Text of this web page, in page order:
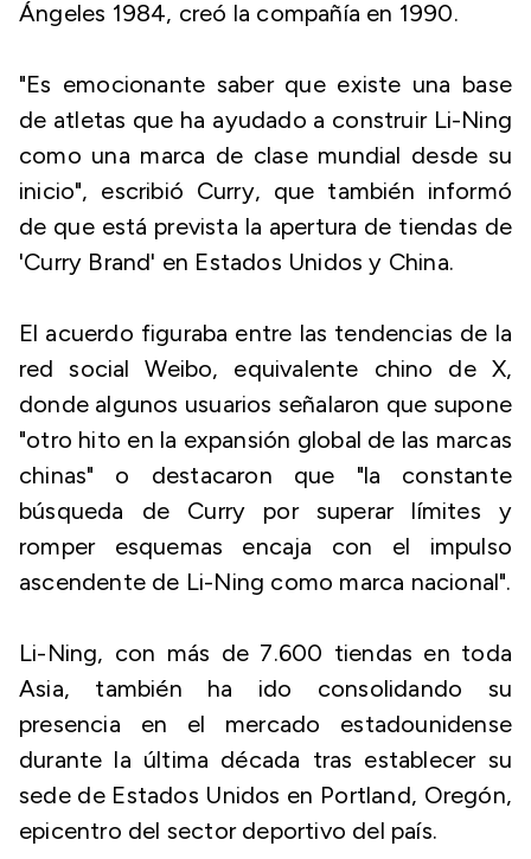
Ángeles 1984, creó la compañía en 1990.
"Es emocionante saber que existe una base
de atletas que ha ayudado a construir Li-Ning
como una marca de clase mundial desde su
inicio", escribió Curry, que también informó
de que está prevista la apertura de tiendas de
'Curry Brand' en Estados Unidos y China.
El acuerdo figuraba entre las tendencias de la
red social Weibo, equivalente chino de X,
donde algunos usuarios señalaron que supone
"otro hito en la expansión global de las marcas
chinas" o destacaron que "la constante
búsqueda de Curry por superar límites y
romper esquemas encaja con el impulso
ascendente de Li-Ning como marca nacional".
Li-Ning, con más de 7.600 tiendas en toda
Asia, también ha ido consolidando su
presencia en el mercado estadounidense
durante la última década tras establecer su
sede de Estados Unidos en Portland, Oregón,
epicentro del sector deportivo del país.